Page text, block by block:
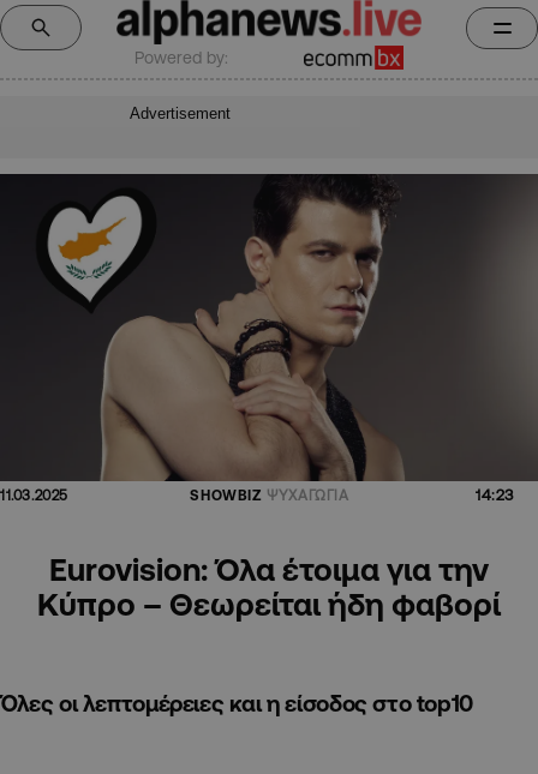
Powered by:
Advertisement
11.03.2025 SHOWBIZ ΨΥΧΑΓΩΓΙΑ 14:23
Εurovision: Όλα έτοιμα για την
Κύπρο – Θεωρείται ήδη φαβορί
Όλες οι λεπτομέρειες και η είσοδος στο top10